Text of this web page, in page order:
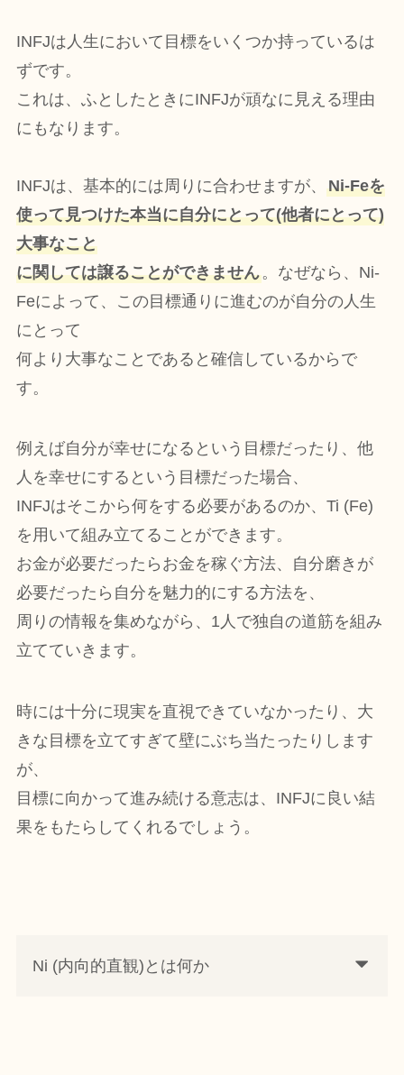
INFJは人生において目標をいくつか持っているは
ずです。
これは、ふとしたときにINFJが頑なに見える理由
にもなります。
INFJは、基本的には周りに合わせますが、 Ni-Feを
使って見つけた本当に自分にとって(他者にとって)
大事なこと
に関しては譲ることができません。なぜなら、Ni-
Feによって、この目標通りに進むのが自分の人生
にとって
何より大事なことであると確信しているからで
す。
例えば自分が幸せになるという目標だったり、他
人を幸せにするという目標だった場合、
INFJはそこから何をする必要があるのか、Ti (Fe)
を用いて組み立てることができます。
お金が必要だったらお金を稼ぐ方法、自分磨きが
必要だったら自分を魅力的にする方法を、
周りの情報を集めながら、1人で独自の道筋を組み
立てていきます。
時には十分に現実を直視できていなかったり、大
きな目標を立てすぎて壁にぶち当たったりします
が、
目標に向かって進み続ける意志は、INFJに良い結
果をもたらしてくれるでしょう。
Ni (内向的直観)とは何か